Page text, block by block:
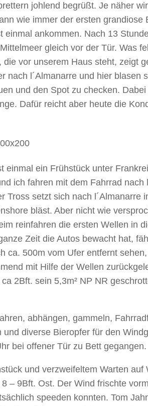
johlend begrüßt. Je näher
wie immer der ersten
ankommen. Nach 13
gleich vor der Tür. Was
vor unserem Haus steht, zeigt
l´Almanarre und hier
und den Spot zu checken.
Dafür reicht aber heute die
einmal ein Frühstück unter
ich fahren mit dem Fahrrad
setzt sich nach
bläst. Aber nicht wie
reinfahren die ersten Wellen in
Zeit die Autos bewacht hat,
500m vom Ufer entfernt
mit Hilfe der Wellen
2Bft. sein 5,3m² NP NR
abhängen, gammeln,
diverse Bieropfer für den
bei offener Tür zu Bett gegangen.
und verzweifeltem Warten
– 9Bft. Ost. Der Wind frischte
speeden konnten. Tom